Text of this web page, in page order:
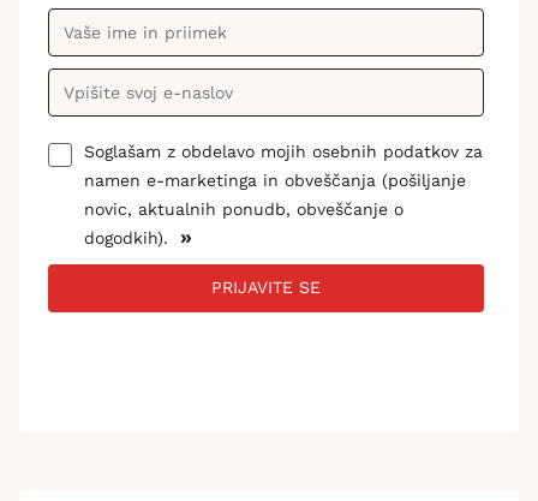
Soglašam z obdelavo mojih osebnih podatkov za
namen e-marketinga in obveščanja (pošiljanje
novic, aktualnih ponudb, obveščanje o
dogodkih).
»
PRIJAVITE SE